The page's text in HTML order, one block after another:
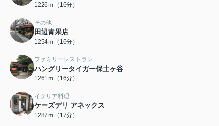
1226ｍ（16分）
その他
田辺青果店
1254ｍ（16分）
ファミリーレストラン
ハングリータイガー保土ヶ谷
1261ｍ（16分）
イタリア料理
ケーズデリ アネックス
1287ｍ（17分）